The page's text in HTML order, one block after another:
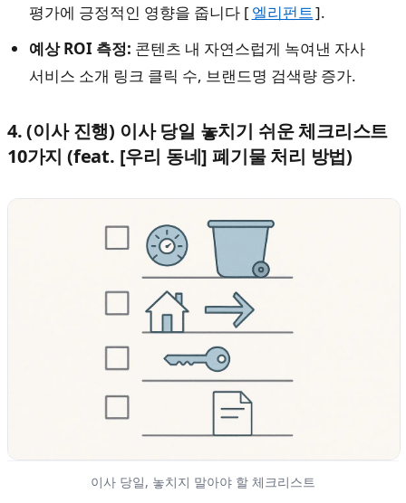
평가에 긍정적인 영향을 줍니다 [엘리펀트].
예상 ROI 측정: 콘텐츠 내 자연스럽게 녹여낸 자사
서비스 소개 링크 클릭 수, 브랜드명 검색량 증가.
4. (이사 진행) 이사 당일 놓치기 쉬운 체크리스트
10가지 (feat. [우리 동네] 폐기물 처리 방법)
이사 당일, 놓치지 말아야 할 체크리스트